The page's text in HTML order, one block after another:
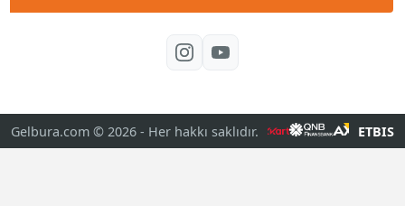
Gelbura.com © 2026 - Her hakkı saklıdır. ETBIS